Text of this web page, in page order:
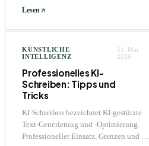
Lesen
KÜNSTLICHE
INTELLIGENZ
11. Mai
2026
Professionelles KI-
Schreiben: Tipps und
Tricks
KI-Schreiben bezeichnet KI-gestützte
Text-Generierung und -Optimierung.
Professioneller Einsatz, Grenzen und die